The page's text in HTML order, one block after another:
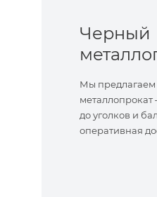
Черный
Мы
металлопрокат
до уголков и
оперативная